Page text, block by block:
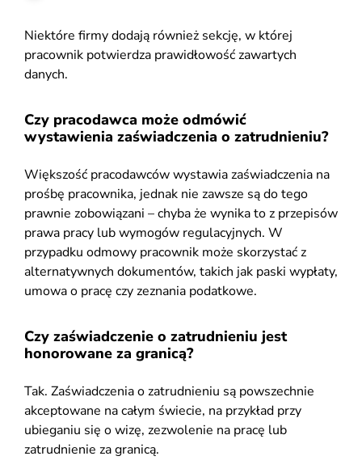
Niektóre firmy dodają również sekcję, w której
pracownik potwierdza prawidłowość zawartych
danych.
Czy pracodawca może odmówić
wystawienia zaświadczenia o zatrudnieniu?
Większość pracodawców wystawia zaświadczenia na
prośbę pracownika, jednak nie zawsze są do tego
prawnie zobowiązani – chyba że wynika to z przepisów
prawa pracy lub wymogów regulacyjnych. W
przypadku odmowy pracownik może skorzystać z
alternatywnych dokumentów, takich jak paski wypłaty,
umowa o pracę czy zeznania podatkowe.
Czy zaświadczenie o zatrudnieniu jest
honorowane za granicą?
Tak. Zaświadczenia o zatrudnieniu są powszechnie
akceptowane na całym świecie, na przykład przy
ubieganiu się o wizę, zezwolenie na pracę lub
zatrudnienie za granicą.